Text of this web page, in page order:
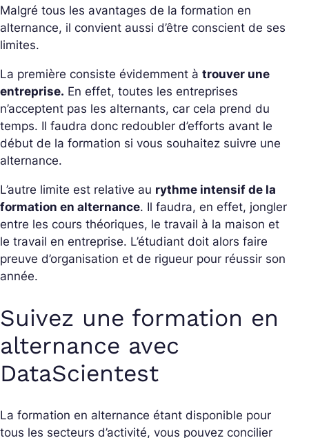
Malgré tous les avantages de la formation en
alternance, il convient aussi d’être conscient de ses
limites.
La première consiste évidemment à trouver une
entreprise. En effet, toutes les entreprises
n’acceptent pas les alternants, car cela prend du
temps. Il faudra donc redoubler d’efforts avant le
début de la formation si vous souhaitez suivre une
alternance.
L’autre limite est relative au rythme intensif de la
formation en alternance. Il faudra, en effet, jongler
entre les cours théoriques, le travail à la maison et
le travail en entreprise. L’étudiant doit alors faire
preuve d’organisation et de rigueur pour réussir son
année.
Suivez une formation en
alternance avec
DataScientest
La formation en alternance étant disponible pour
tous les secteurs d’activité, vous pouvez concilier